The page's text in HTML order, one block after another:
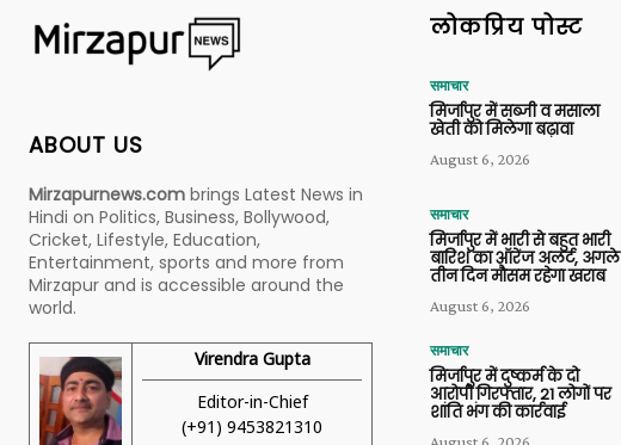
ABOUT US
Mirzapurnews.com brings Latest News in
Hindi on Politics, Business, Bollywood,
Cricket, Lifestyle, Education,
Entertainment, sports and more from
Mirzapur and is accessible around the
world.
Virendra Gupta
Editor-in-Chief
(+91) 9453821310
लोकप्रिय पोस्ट
समाचार
मिर्जापुर में सब्जी व मसाला
खेती को मिलेगा बढ़ावा
August 6, 2026
समाचार
मिर्जापुर में भारी से बहुत भारी
बारिश का ऑरेंज अलर्ट, अगले
तीन दिन मौसम रहेगा खराब
August 6, 2026
समाचार
मिर्जापुर में दुष्कर्म के दो
आरोपी गिरफ्तार, 21 लोगों पर
शांति भंग की कार्रवाई
August 6, 2026